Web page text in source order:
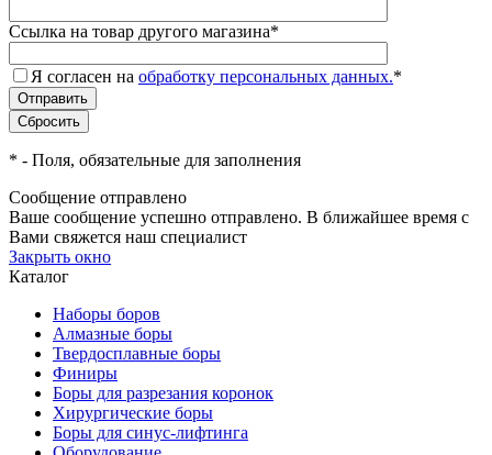
Ссылка на товар другого магазина*
Я согласен на обработку персональных данных.*
* - Поля, обязательные для заполнения
Сообщение отправлено
Ваше сообщение успешно отправлено. В ближайшее время с
Вами свяжется наш специалист
Закрыть окно
Каталог
Наборы боров
Алмазные боры
Твердосплавные боры
Финиры
Боры для разрезания коронок
Хирургические боры
Боры для синус-лифтинга